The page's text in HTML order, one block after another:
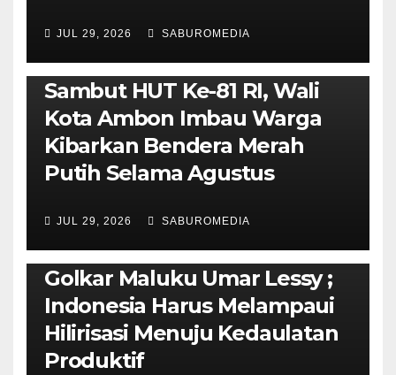
JUL 29, 2026 SABUROMEDIA
AMBON METRO POLITIK & PEMERINTAHAN
Sambut HUT Ke-81 RI, Wali
Kota Ambon Imbau Warga
Kibarkan Bendera Merah
Putih Selama Agustus
JUL 29, 2026 SABUROMEDIA
PENDIDIKAN & OLAHRAGA THE MOLUCCAS
Isi Materi LK-III HMI, Ketua
Golkar Maluku Umar Lessy ;
Indonesia Harus Melampaui
Hilirisasi Menuju Kedaulatan
Produktif